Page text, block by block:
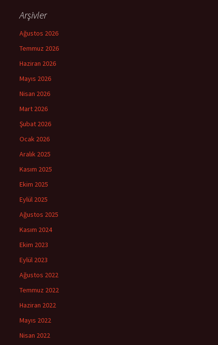
Arşivler
Ağustos 2026
Temmuz 2026
Haziran 2026
Mayıs 2026
Nisan 2026
Mart 2026
Şubat 2026
Ocak 2026
Aralık 2025
Kasım 2025
Ekim 2025
Eylül 2025
Ağustos 2025
Kasım 2024
Ekim 2023
Eylül 2023
Ağustos 2022
Temmuz 2022
Haziran 2022
Mayıs 2022
Nisan 2022